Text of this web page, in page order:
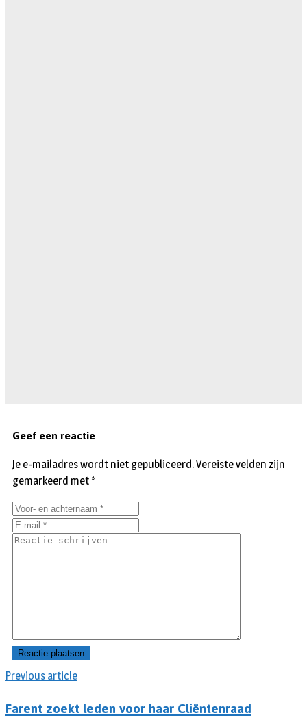
Previous article
Farent zoekt leden voor haar Cliëntenraad
Geef een reactie
Je e-mailadres wordt niet gepubliceerd.Vereiste velden zijn
gemarkeerd met *